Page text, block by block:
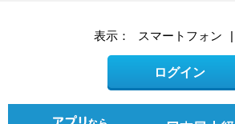
表示： スマートフォン |
ログイン